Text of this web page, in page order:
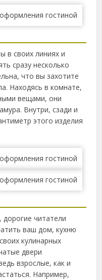
в своих линиях и
сразу несколько
что вы захотите
Находясь в комнате,
вещами, они
Внутри, сзади и
этого изделия
дорогие читатели
ваш дом, кухню
кулинарных
двери
взрослые, как и
Например,